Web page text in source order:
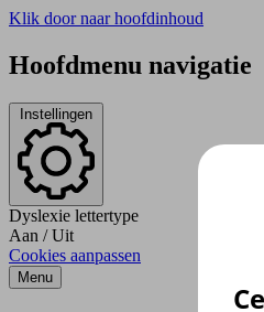
Klik door naar hoofdinhoud
Hoofdmenu navigatie
Instellingen
Dyslexie lettertype
Aan / Uit
Cookies aanpassen
Menu